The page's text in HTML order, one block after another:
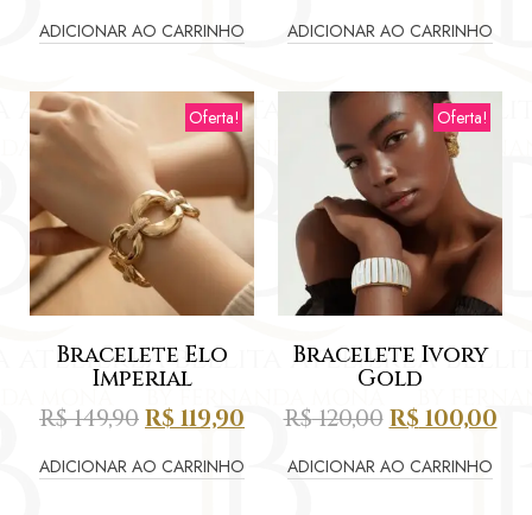
ADICIONAR AO CARRINHO ADICIONAR AO CARRINHO
Oferta!
Bracelete Elo
Imperial
R$149,90R$ 119,90
ADICIONAR AO CARRINHO
Oferta!
Bracelete Ivory
Gold
R$120,00 R$ 100,00
ADICIONAR AO CARRINHO